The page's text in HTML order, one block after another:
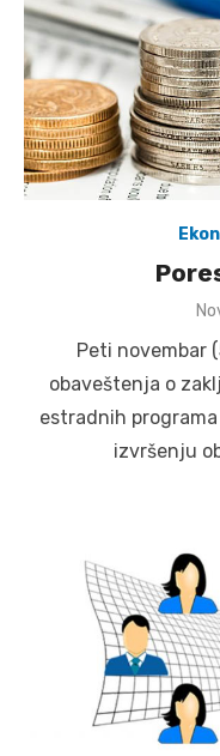
Peti novembar
obaveštenja o
estradnih
izvršenju